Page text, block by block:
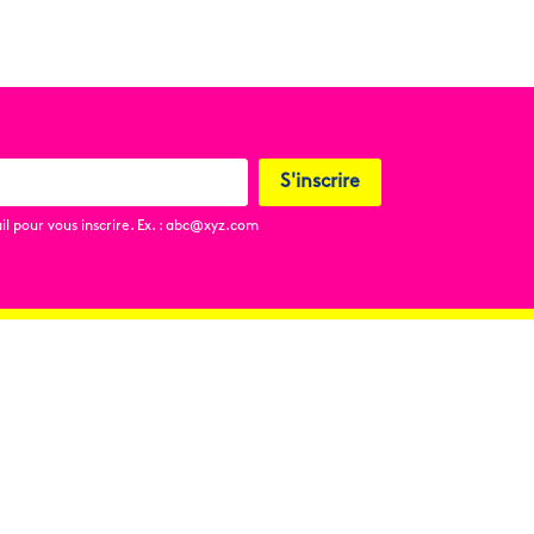
pour vous inscrire. Ex. : abc@xyz.com
S'inscrire